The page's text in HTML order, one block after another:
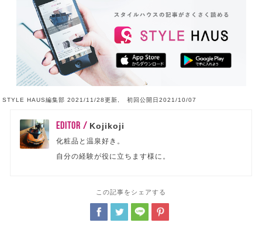
STYLE HAUS編集部 2021/11/28更新, 初回公開日2021/10/07
EDITOR / Kojikoji
化粧品と温泉好き。
自分の経験が役に立ちます様に。
この記事をシェアする